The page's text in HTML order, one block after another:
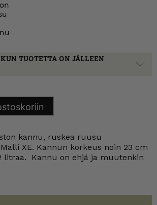
TUOTETTA ON JÄLLEEN
kannu, ruskea ruusu
XE. Kannun korkeus noin 23 cm
litraa. Kannu on ehjä ja muutenkin